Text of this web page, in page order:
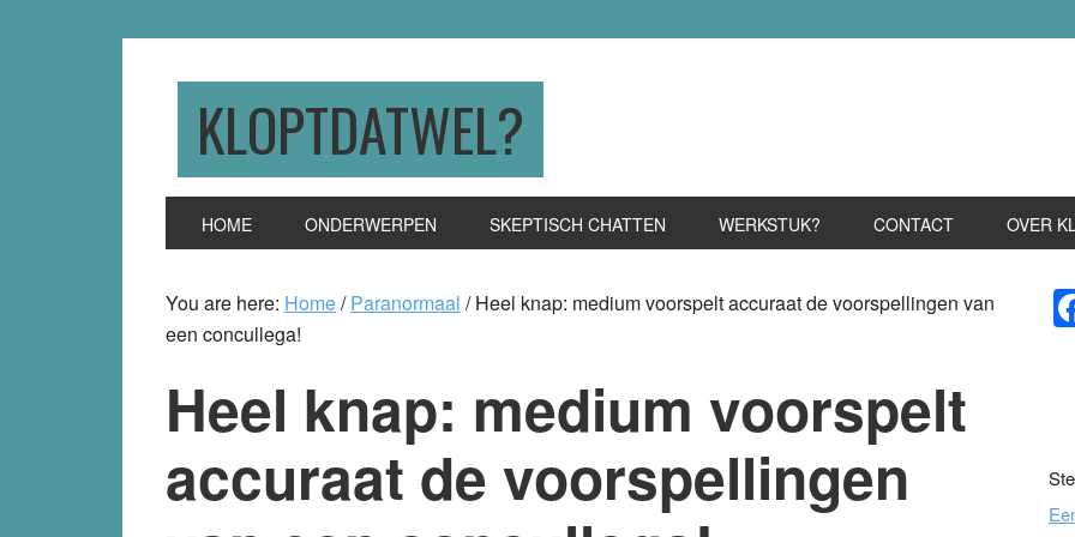
KLOPTDATWEL?
HOME ONDERWERPEN SKEPTISCH CHATTEN WERKSTUK? CONTACT OVER
You are here: Home/ Paranormaal /Heel knap: medium voorspelt accuraat de voorspellingen van
een concullega!
Heel knap: medium voorspelt
accuraat de voorspellingen